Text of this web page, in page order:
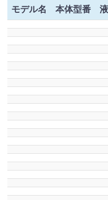
モデル名 本体型番